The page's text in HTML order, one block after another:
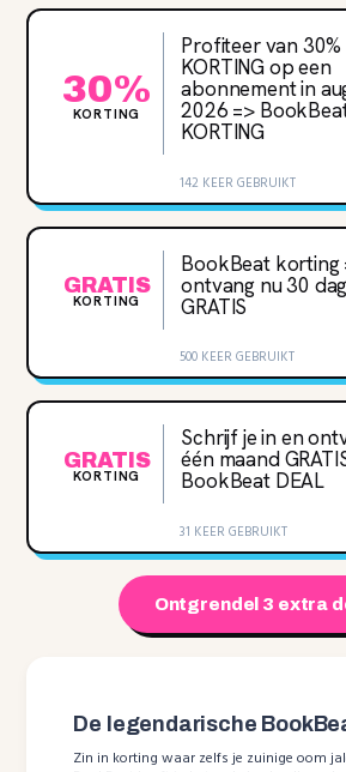
30%
KORTING
Profiteer van 30%
KORTING op een
abonnement in
2026 =>
KORTING
142 KEER GEBRUIKT
GRATIS
KORTING
BookBeat korting
ontvang nu 30
GRATIS
500 KEER GEBRUIKT
GRATIS
KORTING
Schrijf je in en
één maand
BookBeat DEAL
31 KEER GEBRUIKT
Ontgrendel 3 extra
De legendarische
Zin in korting waar zelfs je zuinige oom